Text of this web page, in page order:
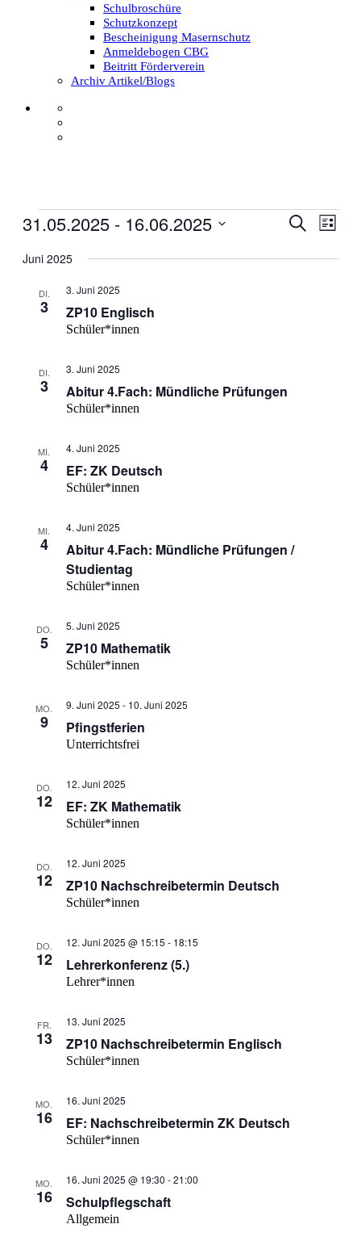
Schulbroschüre
Schutzkonzept
Bescheinigung Masernschutz
Anmeldebogen CBG
Beitritt Förderverein
Archiv Artikel/Blogs
Veranstaltungen
und
Suche
Liste
31.05.2025 - 16.06.2025
wählen.
Juni 2025
DI.
3 ZP10 Englisch
3. Juni 2025
Schüler*innen
DI.
3 Abitur 4.Fach: Mündliche Prüfungen
3. Juni 2025
Schüler*innen
MI.
4 EF: ZK Deutsch
4. Juni 2025
Schüler*innen
MI.
4
Abitur 4.Fach: Mündliche Prüfungen /
Studientag
4. Juni 2025
Schüler*innen
DO.
5 ZP10 Mathematik
5. Juni 2025
Schüler*innen
MO.
9 Pfingstferien
9. Juni 2025 - 10. Juni 2025
Unterrichtsfrei
DO.
12 EF: ZK Mathematik
12. Juni 2025
Schüler*innen
DO.
12 ZP10 Nachschreibetermin Deutsch
12. Juni 2025
Schüler*innen
DO.
12 Lehrerkonferenz (5.)
12. Juni 2025 @ 15:15 - 18:15
Lehrer*innen
FR.
13 ZP10 Nachschreibetermin Englisch
13. Juni 2025
Schüler*innen
MO.
16 EF: Nachschreibetermin ZK Deutsch
16. Juni 2025
Schüler*innen
MO.
16 Schulpflegschaft
16. Juni 2025 @ 19:30 -21:00
Allgemein